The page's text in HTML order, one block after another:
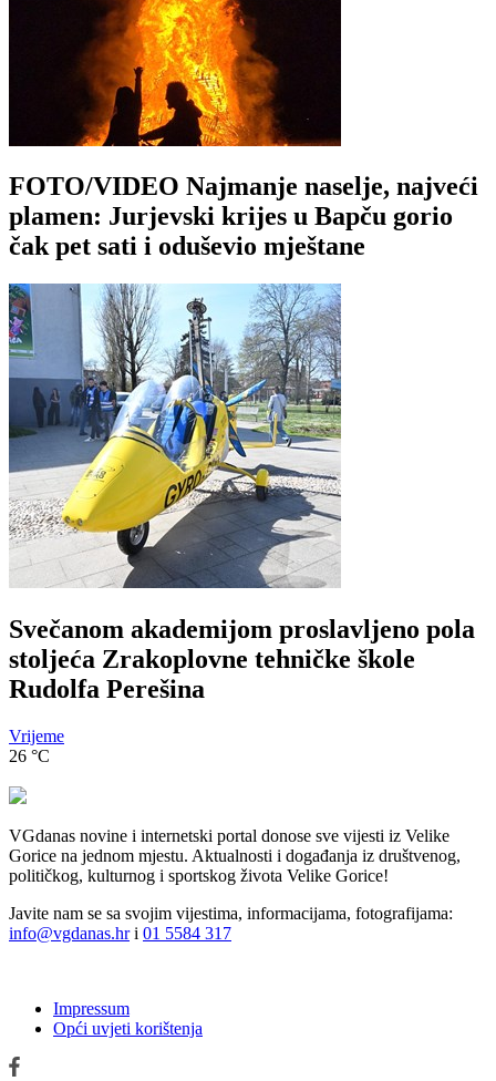
FOTO/VIDEO Najmanje naselje, najveći
plamen: Jurjevski krijes u Bapču gorio
čak pet sati i oduševio mještane
Svečanom akademijom proslavljeno pola
stoljeća Zrakoplovne tehničke škole
Rudolfa Perešina
Vrijeme
26 °C
VGdanas novine i internetski portal donose sve vijesti iz Velike
Gorice na jednom mjestu. Aktualnosti i događanja iz društvenog,
političkog, kulturnog i sportskog života Velike Gorice!
Javite nam se sa svojim vijestima, informacijama, fotografijama:
info@vgdanas.hri 01 5584 317
Impressum
Opći uvjeti korištenja